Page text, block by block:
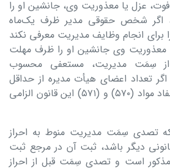
عزل یا معذوریت وی، جانشین او را
اگر شخص حقوقی مدیر ظرف یک‌ماه
را برای انجام وظایف مدیریت معرفی نکند
معذوریت وی جانشین او را ظرف مهلت
از سِمَت مدیریت، مستعفی محسوب
تعداد اعضای هیأت مدیره از حداقل
مقرر کمتر شود، رعایت مفاد مواد (۵۷۰) و (۵۷۱) این قانون الزامی
که تصدی سِمَت مدیریت منوط به احراز
دیگر باشد، ثبت آن در مرجع ثبت
مذکور است و تصدی سِمَت قبل از احراز